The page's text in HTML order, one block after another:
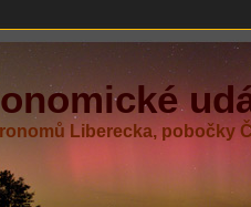
Liberecka, pobočky